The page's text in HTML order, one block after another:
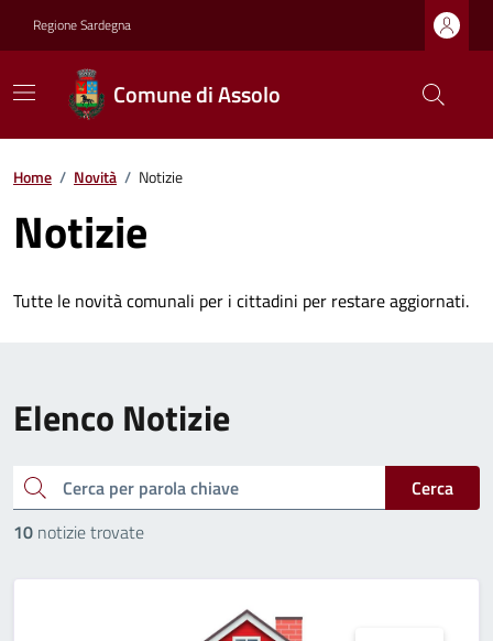
Regione Sardegna
Comune di Assolo
Home / Novità / Notizie
Notizie
Tutte le novità comunali per i cittadini per restare aggiornati.
Elenco Notizie
cerca
Cerca
10 notizie trovate